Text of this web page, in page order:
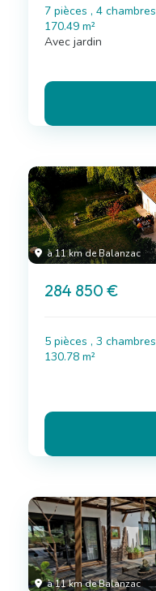
7 pièces , 4 chambres
170.49 m²
Avec jardin
à 11 km de Balanzac
284 850 €
5 pièces , 3 chambres
130.78 m²
à 11 km de Balanzac